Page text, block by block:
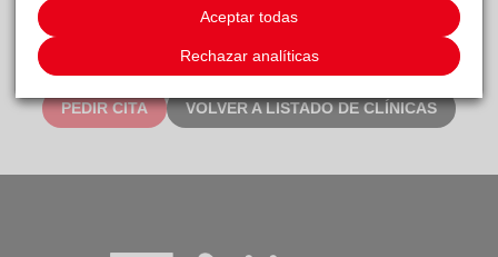
MEDIOS DE TRANSPORTE Y UNIDADES MÓVILES
PEDIR CITA VOLVER A LISTADO DE CLÍNICAS
Aceptar todas
Rechazar analíticas